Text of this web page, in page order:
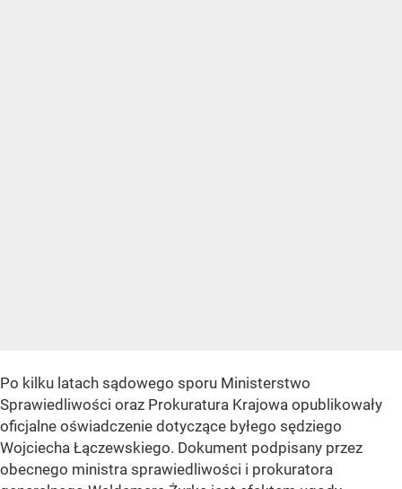
Po kilku latach sądowego sporu Ministerstwo
Sprawiedliwości oraz Prokuratura Krajowa opublikowały
oficjalne oświadczenie dotyczące byłego sędziego
Wojciecha Łączewskiego. Dokument podpisany przez
obecnego ministra sprawiedliwości i prokuratora